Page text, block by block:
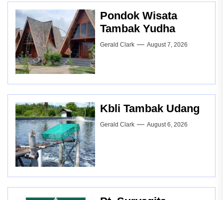
Pondok Wisata
Tambak Yudha
Gerald Clark August 7, 2026
Kbli Tambak Udang
Gerald Clark August 6, 2026